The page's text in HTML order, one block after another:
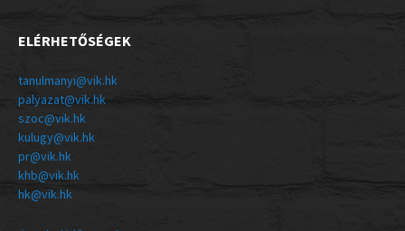
ELÉRHETŐSÉGEK
tanulmanyi@vik.hk
palyazat@vik.hk
szoc@vik.hk
kulugy@vik.hk
pr@vik.hk
khb@vik.hk
hk@vik.hk